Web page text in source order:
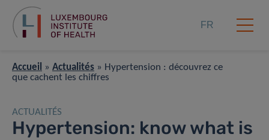
FR
Accueil » Actualités » Hypertension : découvrez ce
que cachent les chiffres
ACTUALITÉS
Hypertension: know what is